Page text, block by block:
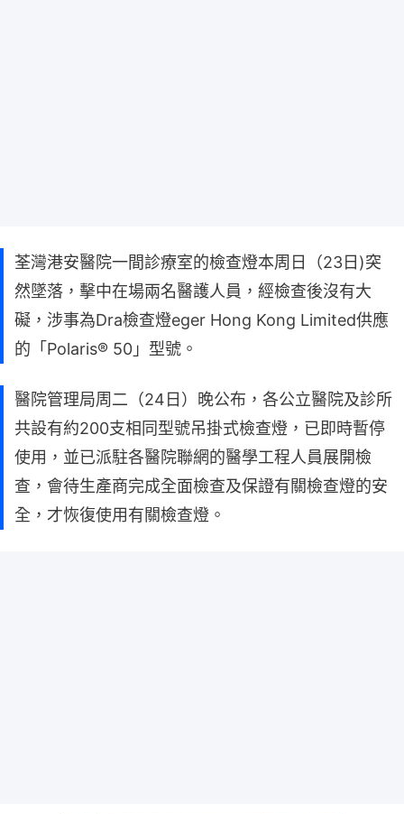
荃灣港安醫院一間診療室的檢查燈本周日（23日)突
然墜落，擊中在場兩名醫護人員，經檢查後沒有大
礙，涉事為Dra檢查燈eger Hong Kong Limited供應
的「Polaris® 50」型號。
醫院管理局周二（24日）晚公布，各公立醫院及診所
共設有約200支相同型號吊掛式檢查燈，已即時暫停
使用，並已派駐各醫院聯網的醫學工程人員展開檢
查，會待生產商完成全面檢查及保證有關檢查燈的安
全，才恢復使用有關檢查燈。